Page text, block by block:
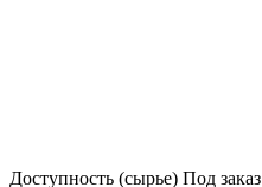
Доступность (сырье) Под заказ